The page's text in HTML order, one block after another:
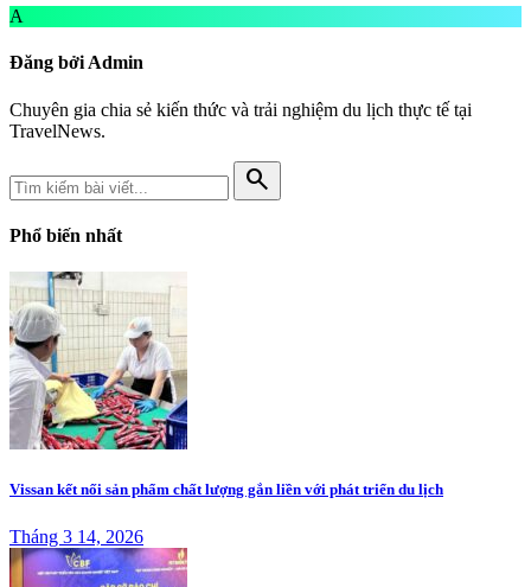
A
Đăng bởi Admin
Chuyên gia chia sẻ kiến thức và trải nghiệm du lịch thực tế tại
TravelNews.
search
Phổ biến nhất
Vissan kết nối sản phẩm chất lượng gắn liền với phát triển du lịch
Tháng 3 14, 2026